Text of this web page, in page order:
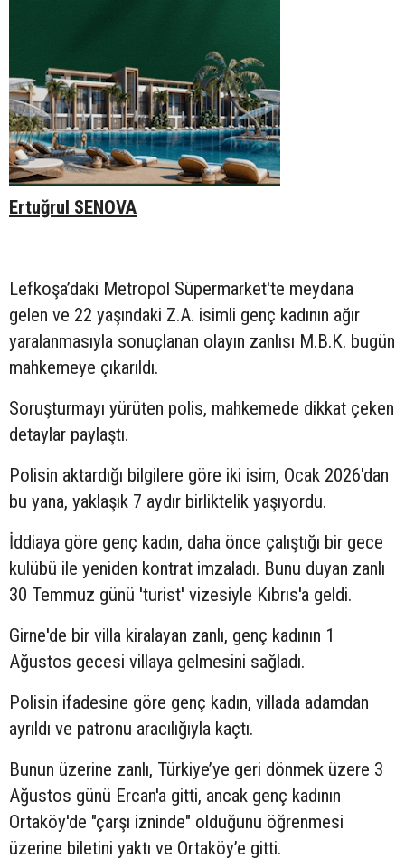
Ertuğrul SENOVA
Lefkoşa’daki Metropol Süpermarket'te meydana
gelen ve 22 yaşındaki Z.A. isimli genç kadının ağır
yaralanmasıyla sonuçlanan olayın zanlısı M.B.K. bugün
mahkemeye çıkarıldı.
Soruşturmayı yürüten polis, mahkemede dikkat çeken
detaylar paylaştı.
Polisin aktardığı bilgilere göre iki isim, Ocak 2026'dan
bu yana, yaklaşık 7 aydır birliktelik yaşıyordu.
İddiaya göre genç kadın, daha önce çalıştığı bir gece
kulübü ile yeniden kontrat imzaladı. Bunu duyan zanlı
30 Temmuz günü 'turist' vizesiyle Kıbrıs'a geldi.
Girne'de bir villa kiralayan zanlı, genç kadının 1
Ağustos gecesi villaya gelmesini sağladı.
Polisin ifadesine göre genç kadın, villada adamdan
ayrıldı ve patronu aracılığıyla kaçtı.
Bunun üzerine zanlı, Türkiye’ye geri dönmek üzere 3
Ağustos günü Ercan'a gitti, ancak genç kadının
Ortaköy'de "çarşı izninde" olduğunu öğrenmesi
üzerine biletini yaktı ve Ortaköy’e gitti.